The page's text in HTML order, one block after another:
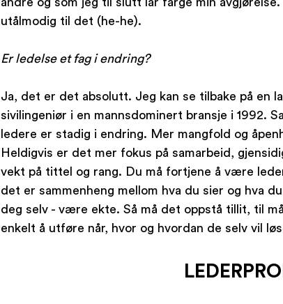
utålmodig til det (he-he).
Er ledelse et fag i endring?
Ja, det er det absolutt. Jeg kan se tilbake på en
sivilingeniør i en mannsdominert bransje i 1992.
ledere er stadig i endring. Mer mangfold og
Heldigvis er det mer fokus på samarbeid,
vekt på tittel og rang. Du må fortjene å være
det er sammenheng mellom hva du sier og hva
deg selv - være ekte. Så må det oppstå tillit, til
enkelt å utføre når, hvor og hvordan de selv vil